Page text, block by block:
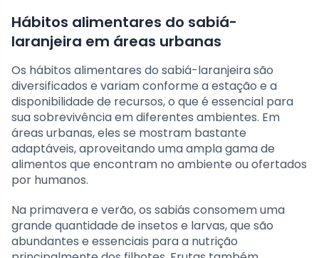
Hábitos alimentares do sabiá-
laranjeira em áreas urbanas
Os hábitos alimentares do sabiá-laranjeira são
diversificados e variam conforme a estação e a
disponibilidade de recursos, o que é essencial para
sua sobrevivência em diferentes ambientes. Em
áreas urbanas, eles se mostram bastante
adaptáveis, aproveitando uma ampla gama de
alimentos que encontram no ambiente ou ofertados
por humanos.
Na primavera e verão, os sabiás consomem uma
grande quantidade de insetos e larvas, que são
abundantes e essenciais para a nutrição